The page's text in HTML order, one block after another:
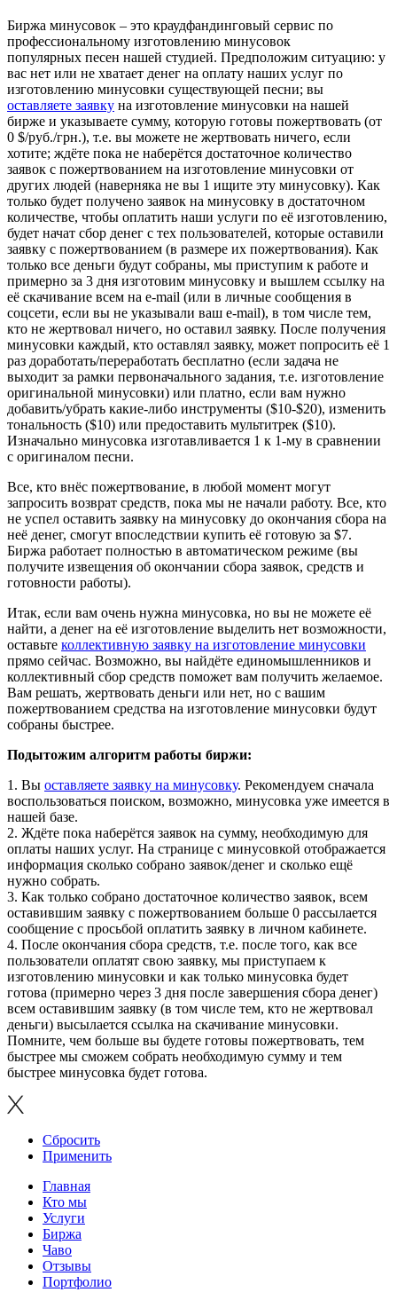
Биржа минусовок – это краудфандинговый сервис по
профессиональному изготовлению минусовок
популярных песен нашей студией. Предположим ситуацию: у
вас нет или не хватает денег на оплату наших услуг по
изготовлению минусовки существующей песни; вы
оставляете заявку на изготовление минусовки на нашей
бирже и указываете сумму, которую готовы пожертвовать (от
0 $/руб./грн.), т.е. вы можете не жертвовать ничего, если
хотите; ждёте пока не наберётся достаточное количество
заявок с пожертвованием на изготовление минусовки от
других людей (наверняка не вы 1 ищите эту минусовку). Как
только будет получено заявок на минусовку в достаточном
количестве, чтобы оплатить наши услуги по её изготовлению,
будет начат сбор денег с тех пользователей, которые оставили
заявку с пожертвованием (в размере их пожертвования). Как
только все деньги будут собраны, мы приступим к работе и
примерно за 3 дня изготовим минусовку и вышлем ссылку на
её скачивание всем на e-mail (или в личные сообщения в
соцсети, если вы не указывали ваш e-mail), в том числе тем,
кто не жертвовал ничего, но оставил заявку. После получения
минусовки каждый, кто оставлял заявку, может попросить её 1
раз доработать/переработать бесплатно (если задача не
выходит за рамки первоначального задания, т.е. изготовление
оригинальной минусовки) или платно, если вам нужно
добавить/убрать какие-либо инструменты ($10-$20), изменить
тональность ($10) или предоставить мультитрек ($10).
Изначально минусовка изготавливается 1 к 1-му в сравнении
с оригиналом песни.
Все, кто внёс пожертвование, в любой момент могут
запросить возврат средств, пока мы не начали работу. Все, кто
не успел оставить заявку на минусовку до окончания сбора на
неё денег, смогут впоследствии купить её готовую за $7.
Биржа работает полностью в автоматическом режиме (вы
получите извещения об окончании сбора заявок, средств и
готовности работы).
Итак, если вам очень нужна минусовка, но вы не можете её
найти, а денег на её изготовление выделить нет возможности,
оставьте коллективную заявку на изготовление минусовки
прямо сейчас. Возможно, вы найдёте единомышленников и
коллективный сбор средств поможет вам получить желаемое.
Вам решать, жертвовать деньги или нет, но с вашим
пожертвованием средства на изготовление минусовки будут
собраны быстрее.
Подытожим алгоритм работы биржи:
1. Вы оставляете заявку на минусовку. Рекомендуем сначала
воспользоваться поиском, возможно, минусовка уже имеется в
нашей базе.
2. Ждёте пока наберётся заявок на сумму, необходимую для
оплаты наших услуг. На странице с минусовкой отображается
информация сколько собрано заявок/денег и сколько ещё
нужно собрать.
3. Как только собрано достаточное количество заявок, всем
оставившим заявку с пожертвованием больше 0 рассылается
сообщение с просьбой оплатить заявку в личном кабинете.
4. После окончания сбора средств, т.е. после того, как все
пользователи оплатят свою заявку, мы приступаем к
изготовлению минусовки и как только минусовка будет
готова (примерно через 3 дня после завершения сбора денег)
всем оставившим заявку (в том числе тем, кто не жертвовал
деньги) высылается ссылка на скачивание минусовки.
Помните, чем больше вы будете готовы пожертвовать, тем
быстрее мы сможем собрать необходимую сумму и тем
быстрее минусовка будет готова.
Сбросить
Применить
Главная
Кто мы
Услуги
Биржа
Чаво
Отзывы
Портфолио